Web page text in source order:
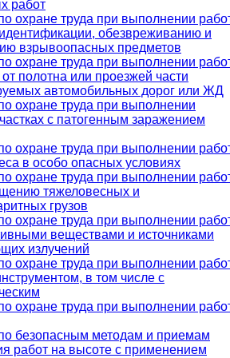
работ
охране труда при выполнении
идентификации, обезвреживанию и
взрывоопасных предметов
охране труда при выполнении
от полотна или проезжей части
автомобильных дорог или ЖД
охране труда при выполнении
с патогенным заражением
охране труда при выполнении
в особо опасных условиях
охране труда при выполнении
тяжеловесных и
грузов
охране труда при выполнении
веществами и источниками
излучений
охране труда при выполнении
в том числе с
охране труда при выполнении
безопасным методам и приемам
работ на высоте с применением